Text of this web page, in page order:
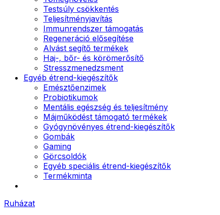
Testsúly csökkentés
Teljesítményjavítás
Immunrendszer támogatás
Regeneráció elősegítése
Alvást segítő termékek
Haj-, bőr- és körömerősítő
Stresszmenedzsment
Egyéb étrend-kiegészítők
Emésztőenzimek
Probiotikumok
Mentális egészség és teljesítmény
Májműködést támogató termékek
Gyógynövényes étrend-kiegészítők
Gombák
Gaming
Görcsoldók
Egyéb speciális étrend-kiegészítők
Termékminta
Ruházat